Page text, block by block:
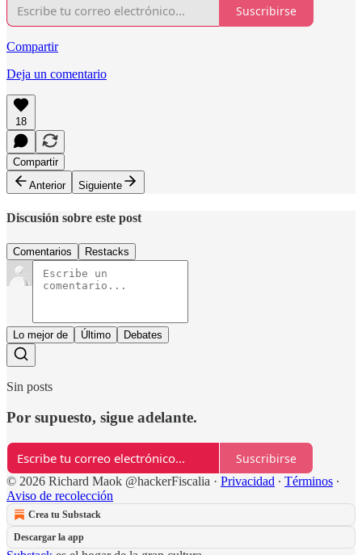
Suscribirse
Compartir
Deja un comentario
18
Compartir
Anterior
Siguiente
Discusión sobre este post
Comentarios Restacks
Lo mejor de Último Debates
Sin posts
Por supuesto, sigue adelante.
Suscribirse
© 2026 Richard Maok @hackerFiscalia · Privacidad ∙ Términos ∙
Aviso de recolección
Crea tu Substack
Descargar la app